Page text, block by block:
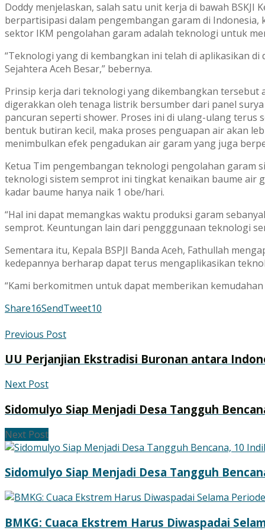
Doddy menjelaskan, salah satu unit kerja di bawah BSKJI
berpartisipasi dalam pengembangan garam di
sektor IKM pengolahan garam adalah teknologi untuk
“Teknologi yang di kembangkan ini telah di aplikasikan di
Sejahtera Aceh Besar,” bebernya.
Prinsip kerja dari teknologi yang dikembangkan tersebut
digerakkan oleh tenaga listrik bersumber dari panel
pancuran seperti shower. Proses ini di ulang-ulang terus
bentuk butiran kecil, maka proses penguapan air akan
menimbulkan efek pengadukan air garam yang juga
Ketua Tim pengembangan teknologi pengolahan garam
teknologi sistem semprot ini tingkat kenaikan baume air
kadar baume hanya naik 1 obe/hari.
“Hal ini dapat memangkas waktu produksi garam
semprot. Keuntungan lain dari pengggunaan teknologi
Sementara itu, Kepala BSPJI Banda Aceh, Fathullah
kedepannya berharap dapat terus mengaplikasikan
“Kami berkomitmen untuk dapat memberikan
Share16SendTweet10
Previous Post
UU Perjanjian Ekstradisi Buronan antara
Next Post
Sidomulyo Siap Menjadi Desa Tangguh
Next Post
Sidomulyo Siap Menjadi Desa Tangguh
BMKG: Cuaca Ekstrem Harus Diwaspadai